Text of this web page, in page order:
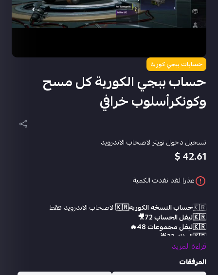
حسابات ببجي كورية
حساب ببجي الكورية كل مسح
وكونكرأسلوب خرافي
تسجيل دخول تويتر لاصحاب الاندرويد
42.61 $
عذرا لقد نفدت الكمية
🇰🇷حساب النسخه الكوريه🇰🇷 لاصحاب الاندرويد فقط
🇰🇷ليفل الحساب 72🎥
🇰🇷ليفل مجموعات 48🔥
🇰🇷المثك 22🌟
🇰🇷مختبر التطوير 8🔫
🇰🇷جروزه كيل مسج 🤩
🇰🇷سكيا قبل الكيل مسج 🤩
قراءة المزيد
المرفقات